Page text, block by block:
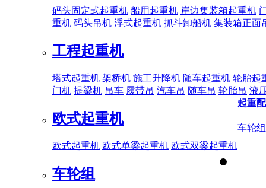
码头固定式起重机 船用起重机 岸边集装箱起重机
重机 码头吊机 浮式起重机 抓斗卸船机 集装箱正面
工程起重机
塔式起重机 架桥机 施工升降机 随车起重机 轮胎起
门机 提梁机 吊车 履带吊 汽车吊 随车吊 轮胎吊 液
欧式起重机
欧式起重机 欧式单梁起重机 欧式双梁起重机
起重
车轮组
车轮组